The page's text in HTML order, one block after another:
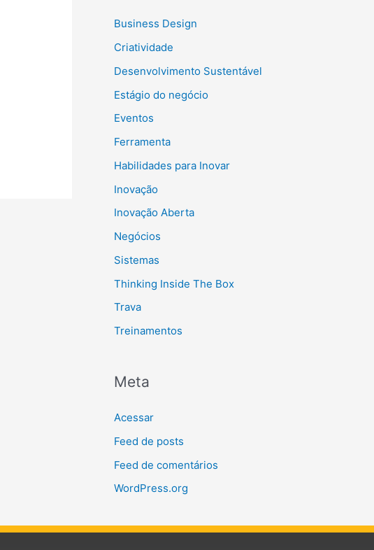
Business Design
Criatividade
Desenvolvimento Sustentável
Estágio do negócio
Eventos
Ferramenta
Habilidades para Inovar
Inovação
Inovação Aberta
Negócios
Sistemas
Thinking Inside The Box
Trava
Treinamentos
Meta
Acessar
Feed de posts
Feed de comentários
WordPress.org